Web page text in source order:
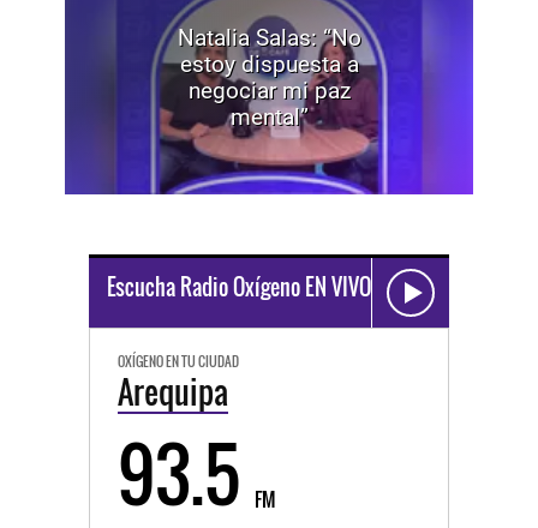
Natalia Salas: “No
estoy dispuesta a
negociar mi paz
mental”
Escucha Radio Oxígeno EN VIVO
OXÍGENO EN TU CIUDAD
Arequipa
93.5 FM